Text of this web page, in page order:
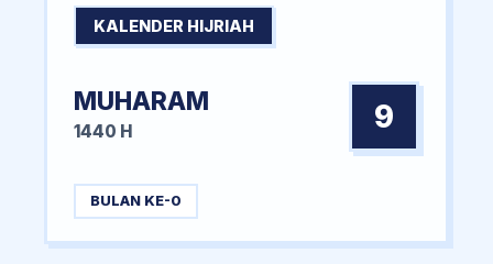
KALENDER HIJRIAH
MUHARAM
1440 H 9
BULAN KE-0